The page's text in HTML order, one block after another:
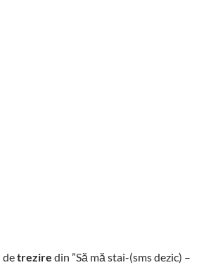
detrezire din ”Să mă stai-(sms dezic) –